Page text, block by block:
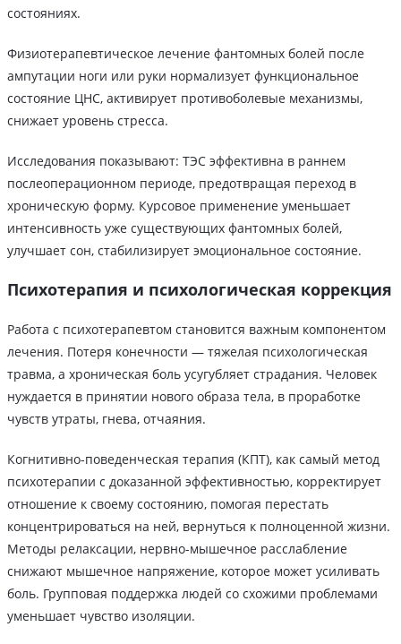
состояниях.
Физиотерапевтическое лечение фантомных болей после
ампутации ноги или руки нормализует функциональное
состояние ЦНС, активирует противоболевые механизмы,
снижает уровень стресса.
Исследования показывают: ТЭС эффективна в раннем
послеоперационном периоде, предотвращая переход в
хроническую форму. Курсовое применение уменьшает
интенсивность уже существующих фантомных болей,
улучшает сон, стабилизирует эмоциональное состояние.
Психотерапия и психологическая коррекция
Работа с психотерапевтом становится важным компонентом
лечения. Потеря конечности — тяжелая психологическая
травма, а хроническая боль усугубляет страдания. Человек
нуждается в принятии нового образа тела, в проработке
чувств утраты, гнева, отчаяния.
Когнитивно-поведенческая терапия (КПТ), как самый метод
психотерапии с доказанной эффективностью, корректирует
отношение к своему состоянию, помогая перестать
концентрироваться на ней, вернуться к полноценной жизни.
Методы релаксации, нервно-мышечное расслабление
снижают мышечное напряжение, которое может усиливать
боль. Групповая поддержка людей со схожими проблемами
уменьшает чувство изоляции.